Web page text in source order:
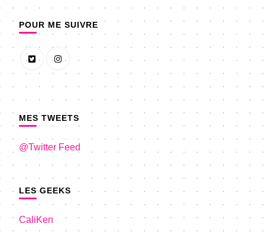
POUR ME SUIVRE
MES TWEETS
@Twitter Feed
LES GEEKS
CaliKen